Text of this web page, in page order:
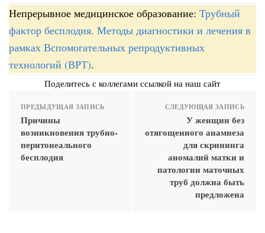
Непрерывное медицинское образование: Трубный
фактор бесплодия. Методы диагностики и лечения в
рамках Вспомогательных репродуктивных
технологий (ВРТ).
Поделитесь с коллегами ссылкой на наш сайт
ПРЕДЫДУЩАЯ ЗАПИСЬ
Причины
возникновения трубно-
перитонеального
бесплодия
СЛЕДУЮЩАЯ ЗАПИСЬ
У женщин без
отягощенного анамнеза
для скрининга
аномалий матки и
патологии маточных
труб должна быть
предложена